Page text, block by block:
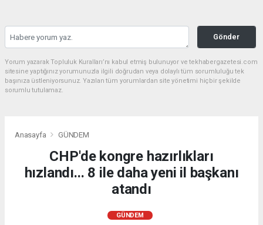
Gönder
Yorum yazarak Topluluk Kuralları’nı kabul etmiş bulunuyor ve tekhabergazetesi.com
sitesine yaptığınız yorumunuzla ilgili doğrudan veya dolaylı tüm sorumluluğu tek
başınıza üstleniyorsunuz. Yazılan tüm yorumlardan site yönetimi hiçbir şekilde
sorumlu tutulamaz.
Anasayfa GÜNDEM
CHP'de kongre hazırlıkları
hızlandı... 8 ile daha yeni il başkanı
atandı
GÜNDEM